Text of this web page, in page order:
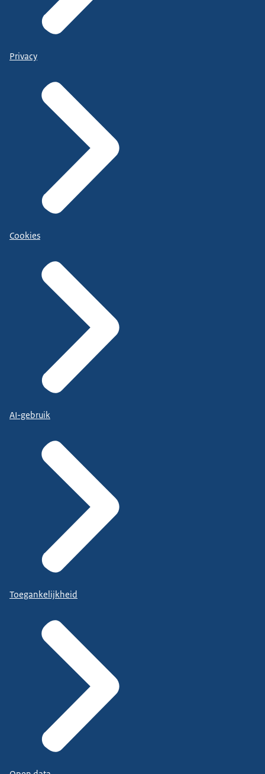
Privacy
Cookies
AI-gebruik
Toegankelijkheid